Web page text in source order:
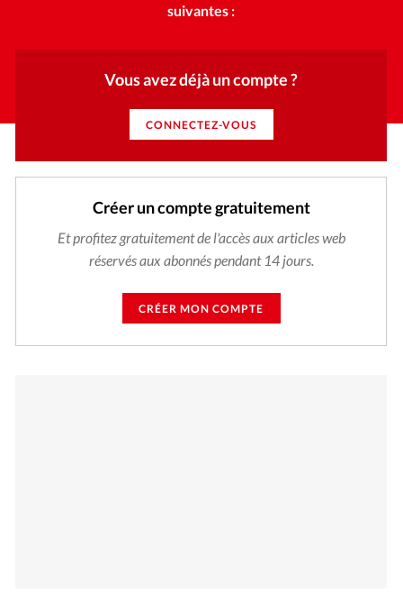
suivantes :
Vous avez déjà un compte ?
CONNECTEZ-VOUS
Créer un compte gratuitement
Et profitez gratuitement de l'accès aux articles web
réservés aux abonnés pendant 14 jours.
CRÉER MON COMPTE